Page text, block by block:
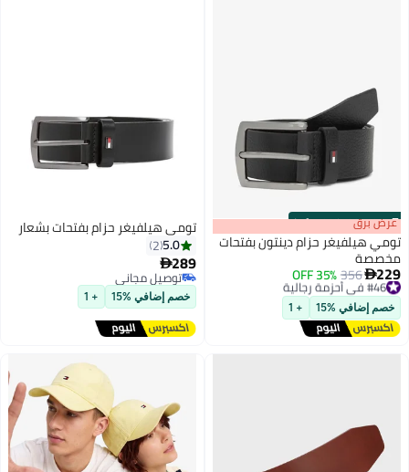
00m:00s
·
100% Left عرض برق
تومي هيلفيغر حزام دينتون بفتحات
مخصصة
229
356
35% OFF #46 في أحزمة رجالية
توصيل مجاني
#46 في أحزمة رجالية
خصم إضافي %15 + 1
3
تومي هيلفيغر حزام بفتحات بشعار
5.0
2
289
توصيل مجاني
توصيل مجاني
خصم إضافي %15 + 1